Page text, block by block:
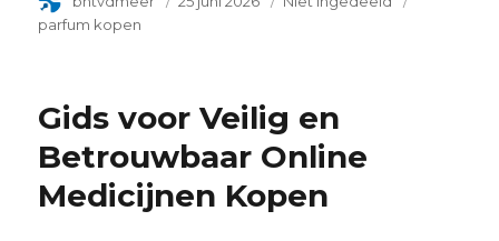
parfum kopen
Gids voor Veilig en
Betrouwbaar Online
Medicijnen Kopen